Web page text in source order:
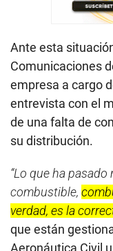
Ante esta
Comunicaciones
empresa a cargo
entrevista con el
de una falta de
su distribución.
“Lo que ha
combustible,
verdad, es la
que están
Aeronáutica Civil